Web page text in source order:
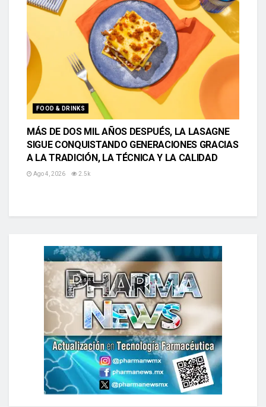
FOOD & DRINKS
MÁS DE DOS MIL AÑOS DESPUÉS, LA LASAGNE
SIGUE CONQUISTANDO GENERACIONES GRACIAS
A LA TRADICIÓN, LA TÉCNICA Y LA CALIDAD
Ago 4, 2026 2.5k